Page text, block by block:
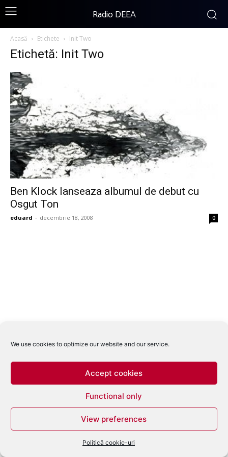
We use cookies to optimize our website and our service.
Accept cookies
Functional only
View preferences
Politică cookie-uri
Radio DEEA
Acasă Etichete Init Two
Etichetă: Init Two
Ben Klock lanseaza albumul de debut cu
Osgut Ton
eduard - decembrie 18, 2008 0